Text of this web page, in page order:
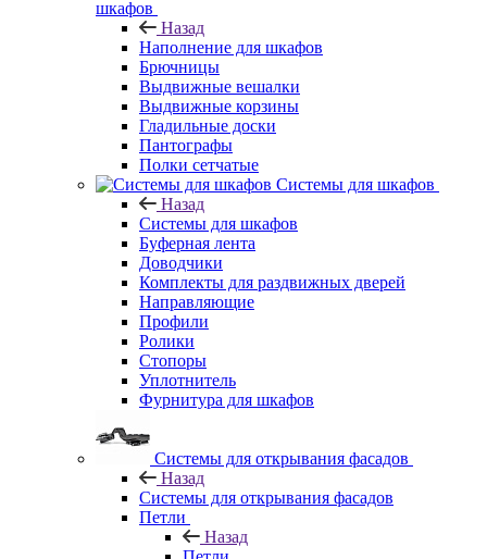
шкафов
Назад
Наполнение для шкафов
Брючницы
Выдвижные вешалки
Выдвижные корзины
Гладильные доски
Пантографы
Полки сетчатые
Системы для шкафов
Назад
Системы для шкафов
Буферная лента
Доводчики
Комплекты для раздвижных дверей
Направляющие
Профили
Ролики
Стопоры
Уплотнитель
Фурнитура для шкафов
Системы для открывания фасадов
Назад
Системы для открывания фасадов
Петли
Назад